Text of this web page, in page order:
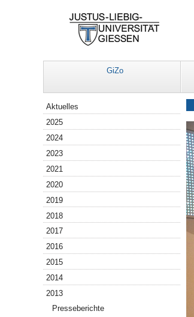
GiZo
Navigation
Aktuelles
2025
2024
2023
2021
2020
2019
2018
2017
2016
2015
2014
2013
Presseberichte